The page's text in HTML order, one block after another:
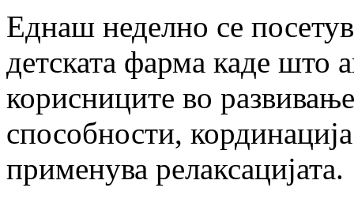
Еднаш неделно се
детската фарма каде што
корисниците во
способности,
применува релаксацијата.